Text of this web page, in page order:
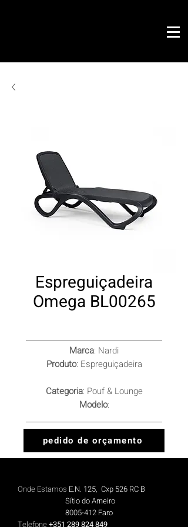
Espreguiçadeira
Omega BL00265
Marca: Nardi
Produto: Espreguiçadeira
Categoria: Pouf & Lounge
Modelo:
pedido de orçamento
Onde Estamos E.N. 125, Cxp 526 RC B
Sítio do Arneiro
8005-412 Faro
Telefone+351 289 824 849